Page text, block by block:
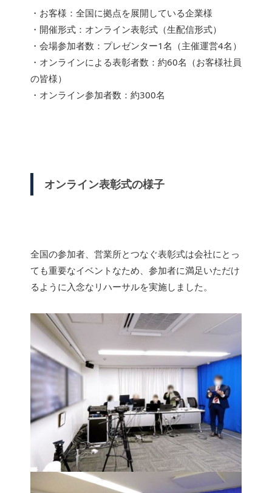
・お客様：全国に拠点を展開している企業様
・開催形式：オンライン表彰式（生配信形式）
・会場参加者数：プレゼンター1名（主催運営4名）
・オンラインによる表彰者数：約60名（お客様社員
の皆様）
・オンライン参加者数：約300名
オンライン表彰式の様子
全国の参加者、営業所とつなぐ表彰式は会社にとっ
ても重要なイベントなため、参加者に満足いただけ
るように入念なリハーサルを実施しました。